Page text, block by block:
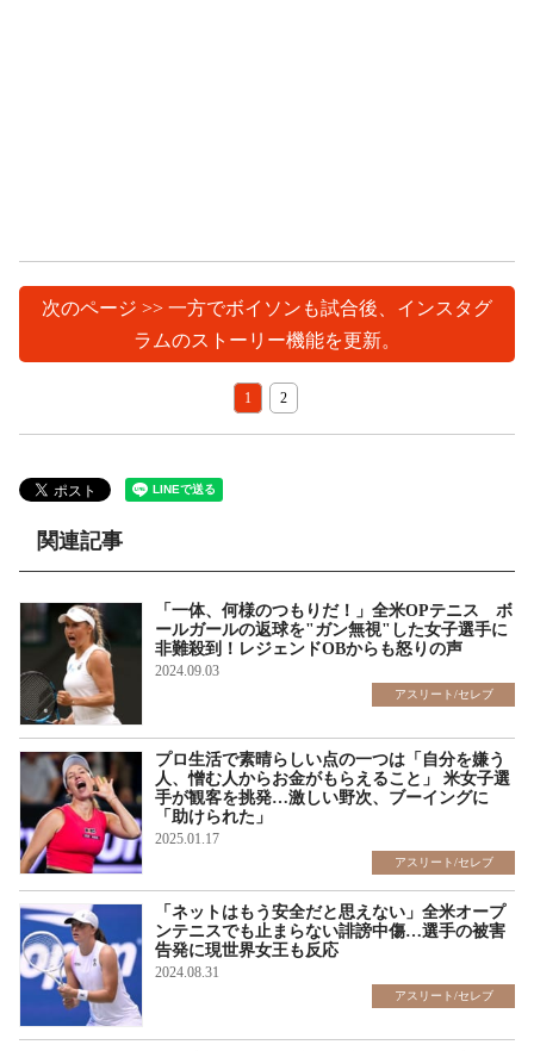
次のページ >> 一方でボイソンも試合後、インスタグ
ラムのストーリー機能を更新。
1 2
関連記事
「一体、何様のつもりだ！」全米OPテニス ボ
ールガールの返球を"ガン無視"した女子選手に
非難殺到！レジェンドOBからも怒りの声
2024.09.03
アスリート/セレブ
プロ生活で素晴らしい点の一つは「自分を嫌う
人、憎む人からお金がもらえること」 米女子選
手が観客を挑発…激しい野次、ブーイングに
「助けられた」
2025.01.17
アスリート/セレブ
「ネットはもう安全だと思えない」全米オープ
ンテニスでも止まらない誹謗中傷…選手の被害
告発に現世界女王も反応
2024.08.31
アスリート/セレブ